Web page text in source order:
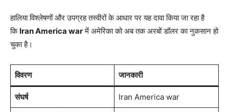
हालिया विश्लेषणों और उपग्रह तस्वीरों के आधार पर यह दावा किया जा रहा है
कि Iran America warमें अमेरिका को अब तक अरबों डॉलर का नुकसान हो
चुका है।
विवरण जानकारी
संघर्ष Iran America war